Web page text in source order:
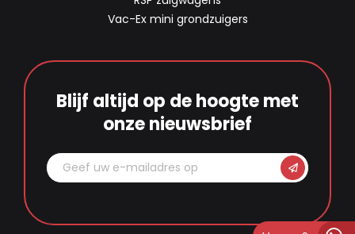
Vac-Ex mini grondzuigers
Blijf altijd op de hoogte met
onze nieuwsbrief